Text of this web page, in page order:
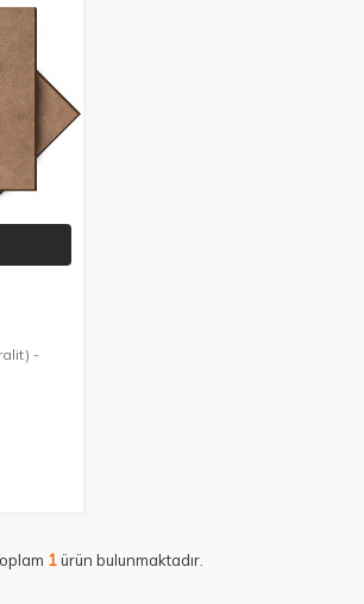
-
1ürün bulunmaktadır.